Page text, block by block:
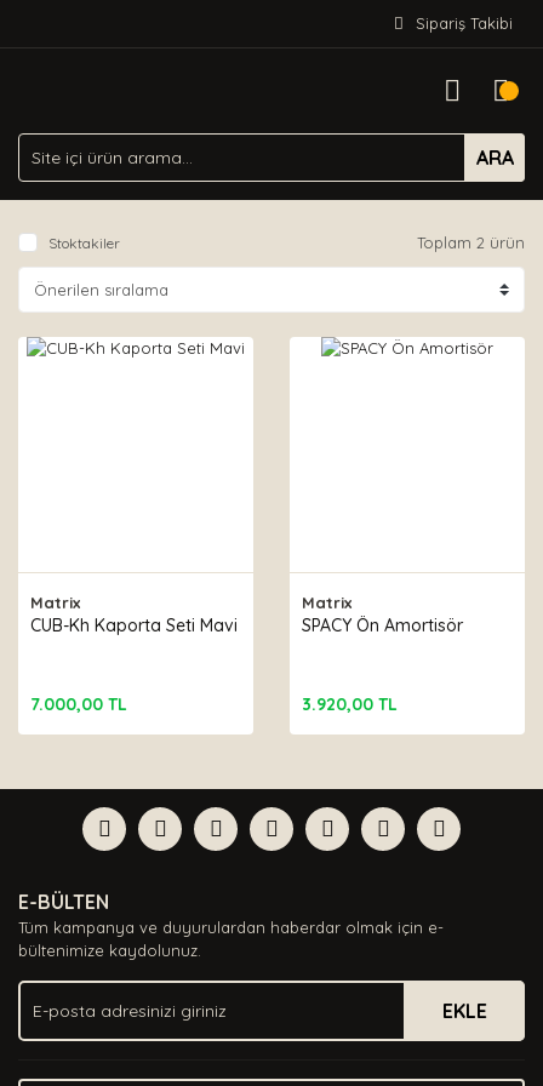
Sipariş Takibi
ARA
Stoktakiler Toplam 2 ürün
Matrix
CUB-Kh Kaporta Seti Mavi
7.000,00 TL
Matrix
SPACY Ön Amortisör
3.920,00 TL
E-BÜLTEN
Tüm kampanya ve duyurulardan haberdar olmak için e-
bültenimize kaydolunuz.
EKLE